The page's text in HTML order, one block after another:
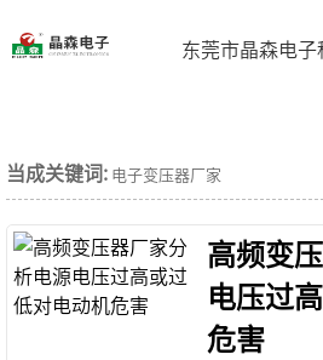
东莞市晶森电
当成关键词: 电子变压器厂家
高频变
电压过
危害